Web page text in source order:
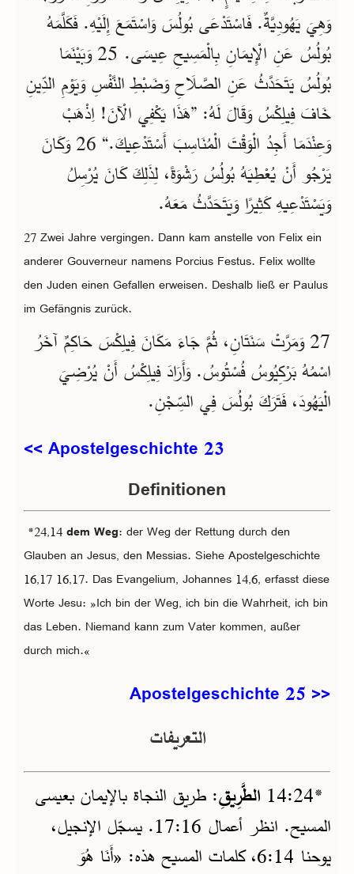
وَهِيَ يَهُودِيَّةٌ. فَاسْتَدْعَى بُولُسَ وَاسْتَمَعَ إِلَيْهِ. فَكَلَّمَهُ
بُولُسُ عَنِ الْإِيمَانِ بِالْمَسِيحِ عِيسَى. 25 وَبَيْنَمَا
بُولُسُ يَتَحَدَّثُ عَنِ الصَّلَاحِ وَضَبْطِ النَّفْسِ وَيَوْمِ الدِّينِ
خَافَ فِيلِكْسُ وَقَالَ لَهُ: ”هَذَا يَكْفِي الْآنَ! اِذْهَبْ
وَعِنْدَمَا أَجِدُ الْوَقْتَ الْمُنَاسِبَ أَسْتَدْعِيكَ.“ 26 وَكَانَ
يَرْجُو أَنْ يُعْطِيَهُ بُولُسُ رَشْوَةً، لِذَلِكَ كَانَ يُرْسِلُ
وَيَسْتَدْعِيهِ كَثِيرًا وَيَتَحَدَّثُ مَعَهُ.
27 Zwei Jahre vergingen. Dann kam anstelle von Felix ein
anderer Gouverneur namens Porcius Festus. Felix wollte
den Juden einen Gefallen erweisen. Deshalb ließ er Paulus
im Gefängnis zurück.
27 وَمَرَّتْ سَنَتَانِ، ثُمَّ جَاءَ مَكَانَ فِيلِكْسَ حَاكِمٌ آخَرُ
اسْمُهُ بَرْكِيُوسُ فُسْتُوسُ. وَأَرَادَ فِيلِكْسُ أَنْ يُرْضِيَ
الْيَهُودَ، فَتَرَكَ بُولُسَ فِي السِّجْنِ.
<< Apostelgeschichte 23
Definitionen
*24,14dem Weg: der Weg der Rettung durch den
Glauben an Jesus, den Messias. Siehe Apostelgeschichte
16,17 16,17. Das Evangelium, Johannes 14,6, erfasst diese
Worte Jesu: »Ich bin der Weg, ich bin die Wahrheit, ich bin
das Leben. Niemand kann zum Vater kommen, außer
durch mich.«
Apostelgeschichte 25 >>
التعريفات
*
24‏:14 الطَّرِيقِ: طريق النجاة بالإيمان بعيسى
المسيح. انظر أعمال 16‏:17. يسجّل الإنجيل،
يوحنا 14‏:6، كلمات المسيح هذه: «أَنَا هُوَ